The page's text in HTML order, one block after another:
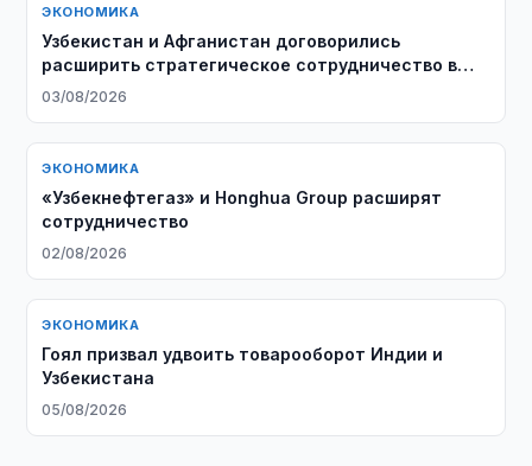
ЭКОНОМИКА
Узбекистан и Афганистан договорились
расширить стратегическое сотрудничество в
энергетике
03/08/2026
ЭКОНОМИКА
«Узбекнефтегаз» и Honghua Group расширят
сотрудничество
02/08/2026
ЭКОНОМИКА
Гоял призвал удвоить товарооборот Индии и
Узбекистана
05/08/2026